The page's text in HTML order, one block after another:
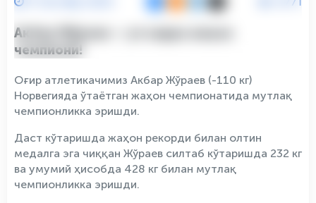
Акбар Жўраев — уч карра жаҳон
чемпиони!
Оғир атлетикачимиз Акбар Жўраев (-110 кг)
Норвегияда ўтаётган жаҳон чемпионатида мутлақ
чемпионликка эришди.
Даст кўтаришда жаҳон рекорди билан олтин
медалга эга чиққан Жўраев силтаб кўтаришда 232 кг
ва умумий ҳисобда 428 кг билан мутлақ
чемпионликка эришди.